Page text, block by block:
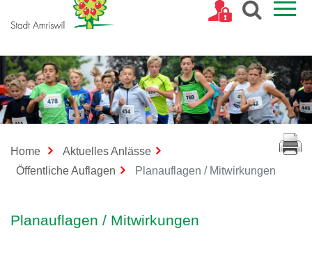
Home
Aktuelles Anlässe
Öffentliche Auflagen
Planauflagen / Mitwirkungen
Inhalt
Planauflagen / Mitwirkungen